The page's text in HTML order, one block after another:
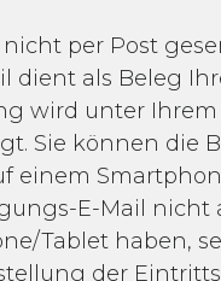
per Post
dient als Beleg
wird unter
Sie können die
einem
E-Mail
Tablet haben,
der